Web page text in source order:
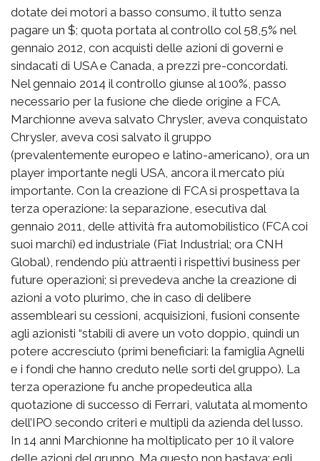
dotate dei motori a basso consumo, il tutto senza
pagare un $; quota portata al controllo col 58,5% nel
gennaio 2012, con acquisti delle azioni di governi e
sindacati di USA e Canada, a prezzi pre-concordati.
Nel gennaio 2014 il controllo giunse al 100%, passo
necessario per la fusione che diede origine a FCA.
Marchionne aveva salvato Chrysler, aveva conquistato
Chrysler, aveva così salvato il gruppo
(prevalentemente europeo e latino-americano), ora un
player importante negli USA, ancora il mercato più
importante. Con la creazione di FCA si prospettava la
terza operazione: la separazione, esecutiva dal
gennaio 2011, delle attività fra automobilistico (FCA coi
suoi marchi) ed industriale (Fiat Industrial; ora CNH
Global), rendendo più attraenti i rispettivi business per
future operazioni; si prevedeva anche la creazione di
azioni a voto plurimo, che in caso di delibere
assembleari su cessioni, acquisizioni, fusioni consente
agli azionisti “stabili di avere un voto doppio, quindi un
potere accresciuto (primi beneficiari: la famiglia Agnelli
e i fondi che hanno creduto nelle sorti del gruppo). La
terza operazione fu anche propedeutica alla
quotazione di successo di Ferrari, valutata al momento
dell’IPO secondo criteri e multipli da azienda del lusso.
In 14 anni Marchionne ha moltiplicato per 10 il valore
delle azioni del gruppo. Ma questo non bastava: egli